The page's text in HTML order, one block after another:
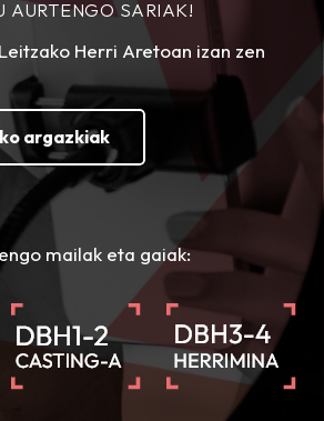
AURTENGO SARIAK!
Herri Aretoan izan zen
argazkiak
mailak eta gaiak: